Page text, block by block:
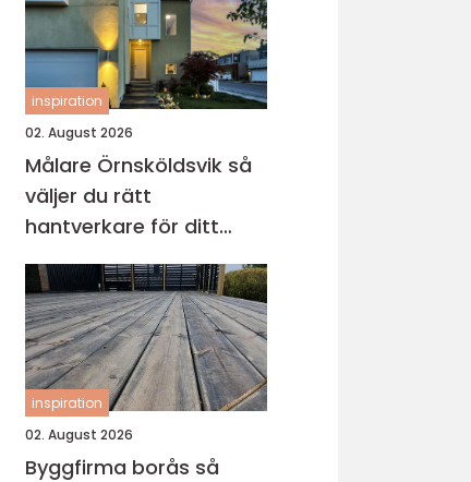
inspiration
02. August 2026
Målare Örnsköldsvik så
väljer du rätt
hantverkare för ditt
projekt
inspiration
02. August 2026
Byggfirma borås så